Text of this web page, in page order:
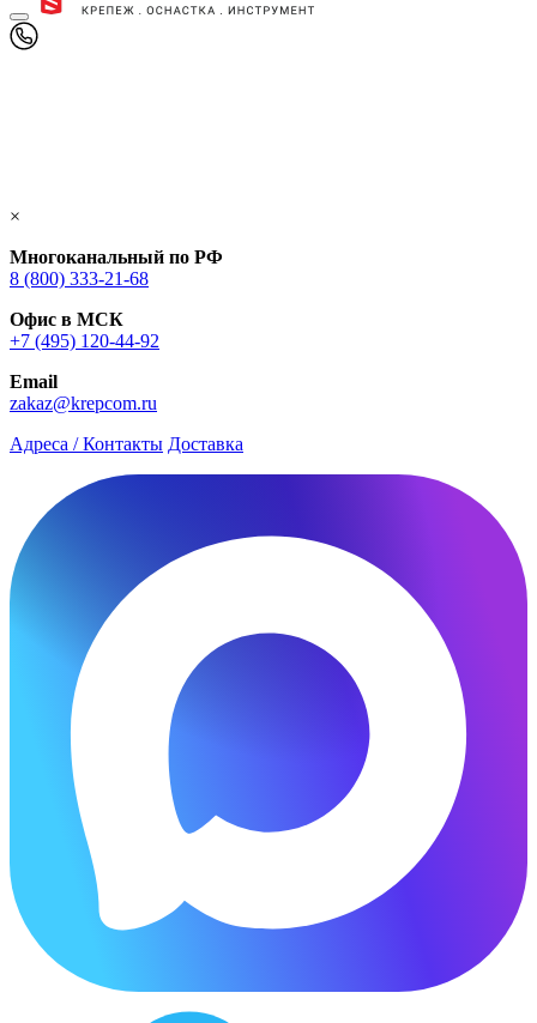
×
Многоканальный по РФ
8 (800) 333‑21-68
Офис в МСК
+7 (495) 120-44-92
Email
zakaz@krepcom.ru
Адреса / Контакты Доставка